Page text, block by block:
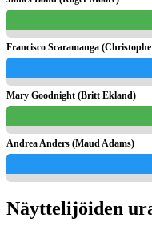
Francisco Scaramanga
Mary Goodnight (Britt Ekland)
Andrea Anders (Maud Adams)
Näyttelijöiden